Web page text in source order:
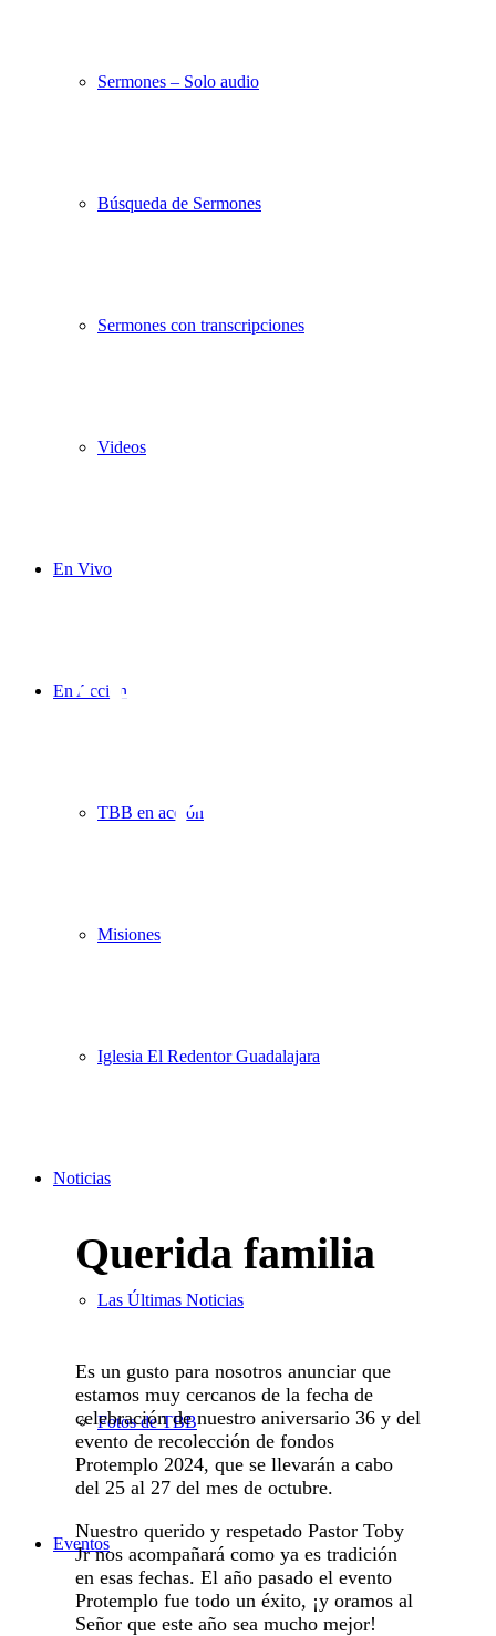
Sermones – Solo audio
Búsqueda de Sermones
Sermones con transcripciones
Videos
En Vivo
En Acción
TBB en acción
Misiones
Iglesia El Redentor Guadalajara
Noticias
Las Últimas Noticias
Fotos de TBB
Eventos
¿Estás listo
para
Querida familia
Es un gusto para nosotros anunciar que
estamos muy cercanos de la fecha de
celebración de nuestro aniversario 36 y del
evento de recolección de fondos
Protemplo 2024, que se llevarán a cabo
del 25 al 27 del mes de octubre.
Nuestro querido y respetado Pastor Toby
Jr nos acompañará como ya es tradición
en esas fechas. El año pasado el evento
Protemplo fue todo un éxito, ¡y oramos al
Señor que este año sea mucho mejor!